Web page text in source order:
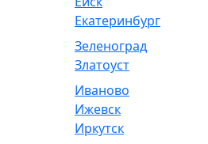
Екатеринбург
Зеленоград
Златоуст
Иваново
Ижевск
Иркутск